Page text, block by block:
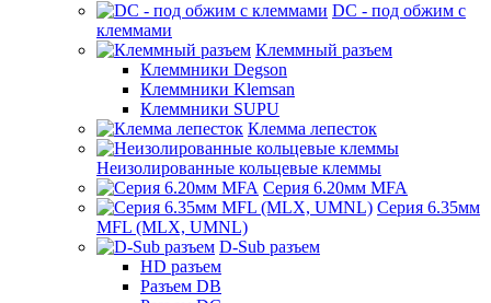
DC - под обжим с
клеммами
Клеммный разъем
Клеммники Degson
Клеммники Klemsan
Клеммники SUPU
Клемма лепесток
Неизолированные кольцевые клеммы
Серия 6.20мм MFA
Серия 6.35мм
MFL (MLX, UMNL)
D-Sub разъем
HD разъем
Разъем DB